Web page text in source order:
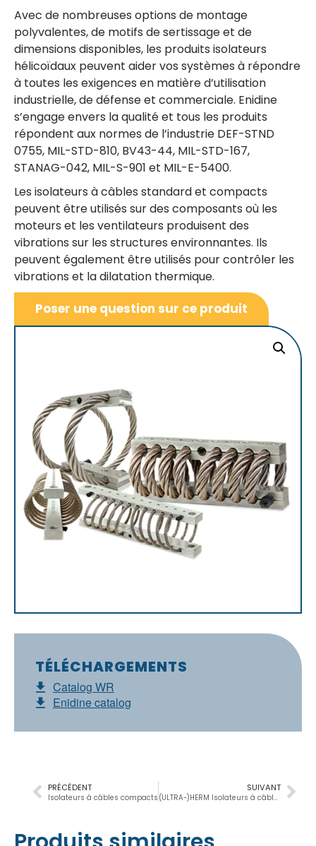
TÉLÉCHARGEMENTS
Catalog WR
Enidine catalog
Avec de nombreuses options de montage
polyvalentes, de motifs de sertissage et de
dimensions disponibles, les produits isolateurs
hélicoïdaux peuvent aider vos systèmes à répondre
à toutes les exigences en matière d’utilisation
industrielle, de défense et commerciale. Enidine
s’engage envers la qualité et tous les produits
répondent aux normes de l’industrie DEF-STND
0755, MIL-STD-810, BV43-44, MIL-STD-167,
STANAG-042, MIL-S-901 et MIL-E-5400.
Les isolateurs à câbles standard et compacts
peuvent être utilisés sur des composants où les
moteurs et les ventilateurs produisent des
vibrations sur les structures environnantes. Ils
peuvent également être utilisés pour contrôler les
vibrations et la dilatation thermique.
Poser une question sur ce produit
SUIVANT
PRÉCÉDENT
Isolateurs à câbles compacts